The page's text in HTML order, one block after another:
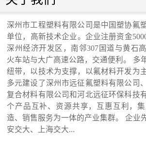
河北省科学院与远征环保科
与环境新材料成果转化基地
式...
氟塑料行业兴氟沙龙...
深州市工程塑料有限公司是中国塑协氟
单位，高新技术企业。企业注册资金
深州经济开发区，南邻307国道与黄石
火车站与大广高速公路，交通便利。 多
纽带，以技术为支撑，以氟材料开发为
多元建设了深州市远征氟塑料有限公司
复合材料有限公司和河北远征环保科技
个产品互补、资源共享，互惠互利，
造、销售服务为一体的产业集群。 企业
安交大、上海交大...